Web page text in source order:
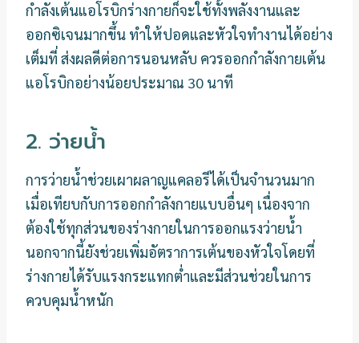
กำลังเต้นแอโรบิกร่างกายก็จะใช้ทั้งพลังงานและ
ออกซิเจนมากขึ้น ทำให้ปอดและหัวใจทำงานได้อย่าง
เต็มที่ ส่งผลดีต่อการนอนหลับ ควรออกกำลังกายเต้น
แอโรบิกอย่างน้อยประมาณ 30 นาที
2. ว่ายน้ำ
การว่ายน้ำช่วยเผาผลาญแคลอรีได้เป็นจำนวนมาก
เมื่อเทียบกับการออกกำลังกายแบบอื่นๆ เนื่องจาก
ต้องใช้ทุกส่วนของร่างกายในการออกแรงว่ายน้ำ
นอกจากนี้ยังช่วยเพิ่มอัตราการเต้นของหัวใจโดยที่
ร่างกายได้รับแรงกระแทกต่ำและมีส่วนช่วยในการ
ควบคุมน้ำหนัก